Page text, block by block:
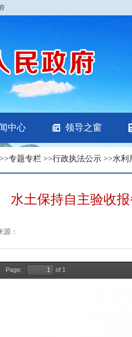
中心 领导之窗
>>专题专栏 >>行政执法公示 >>水利
水土保持自主验收
源：